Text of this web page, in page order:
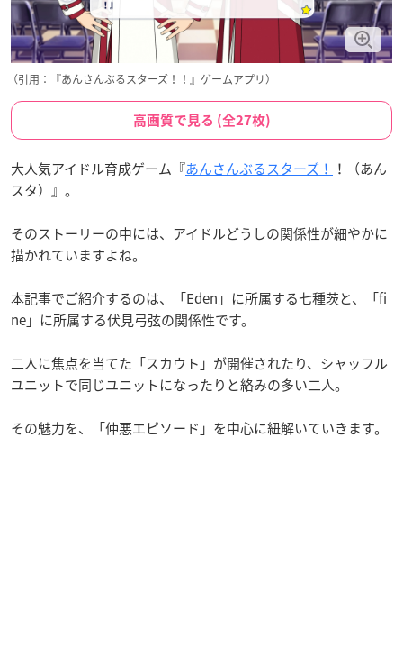
（引用：『あんさんぶるスターズ！！』ゲームアプリ）
高画質で見る (全27枚)
大人気アイドル育成ゲーム『あんさんぶるスターズ！ ！（あん
スタ）』。
そのストーリーの中には、アイドルどうしの関係性が細やかに
描かれていますよね。
本記事でご紹介するのは、「Eden」に所属する七種茨と、「fi
ne」に所属する伏見弓弦の関係性です。
二人に焦点を当てた「スカウト」が開催されたり、シャッフル
ユニットで同じユニットになったりと絡みの多い二人。
その魅力を、「仲悪エピソード」を中心に紐解いていきます。